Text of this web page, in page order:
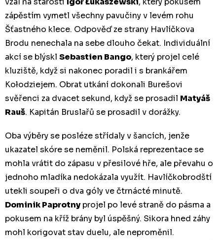
zápěstím vymetl všechny pavučiny v levém rohu
Šťastného klece. Odpověď ze strany Havlíčkova
Brodu nenechala na sebe dlouho čekat. Individuální
akcí se blýskl Sebastien Bango, který projel celé
kluziště, když si nakonec poradil i s brankářem
Kołodziejem. Obrat utkání dokonali Burešovi
svěřenci za dvacet sekund, když se prosadil Matyáš
Rauš. Kapitán Bruslařů se prosadil v dorážky.
Oba výběry se posléze střídaly v šancích, jenže
ukazatel skóre se neměnil. Polská reprezentace se
mohla vrátit do zápasu v přesilové hře, ale převahu o
jednoho mladíka nedokázala využít. Havlíčkobrodští
utekli soupeři o dva góly ve čtrnácté minutě.
Dominik Paprotnyprojel po levé straně do pásma a
pokusem na kříž brány byl úspěšný. Sikora hned záhy
mohl korigovat stav duelu, ale neproměnil.